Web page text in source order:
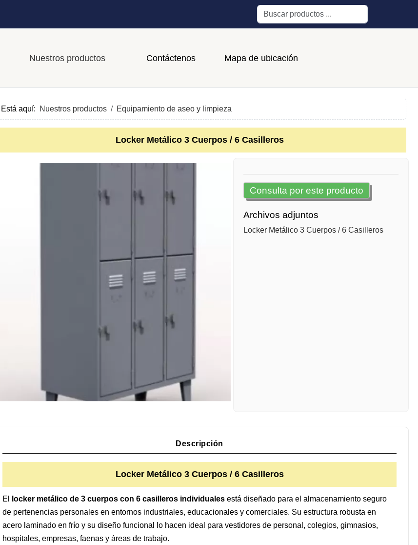
Buscar
Nuestros productos Contáctenos Mapa de ubicación
Está aquí: Nuestros productos Equipamiento de aseo y limpieza
Locker Metálico 3 Cuerpos / 6 Casilleros
Consulta por este producto
Archivos adjuntos
Locker Metálico 3 Cuerpos / 6 Casilleros
Descripción
Locker Metálico 3 Cuerpos / 6 Casilleros
El locker metálico de 3 cuerpos con 6 casilleros individuales está diseñado para el almacenamiento seguro
de pertenencias personales en entornos industriales, educacionales y comerciales. Su estructura robusta en
acero laminado en frío y su diseño funcional lo hacen ideal para vestidores de personal, colegios, gimnasios,
hospitales, empresas, faenas y áreas de trabajo.